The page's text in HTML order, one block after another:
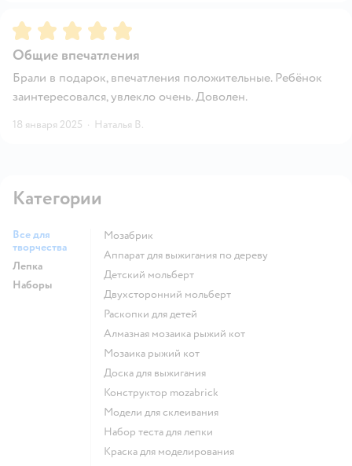
Рейтинг:5
Общие впечатления
Брали в подарок, впечатления положительные. Ребёнок
заинтересовался, увлекло очень. Доволен.
18 января 2025 · Наталья В.
Категории
Все для
творчества
Лепка
Наборы
Мозабрик
Аппарат для выжигания по дереву
Детский мольберт
Двухсторонний мольберт
Раскопки для детей
Алмазная мозаика рыжий кот
Мозаика рыжий кот
Доска для выжигания
Конструктор mozabrick
Модели для склеивания
Набор теста для лепки
Краска для моделирования